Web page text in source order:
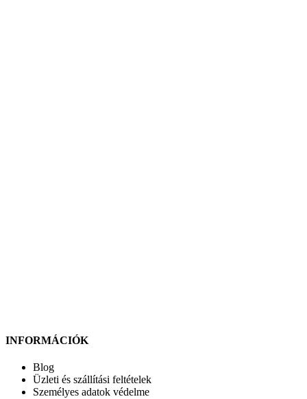
INFORMÁCIÓK
Blog
Üzleti és szállítási feltételek
Személyes adatok védelme